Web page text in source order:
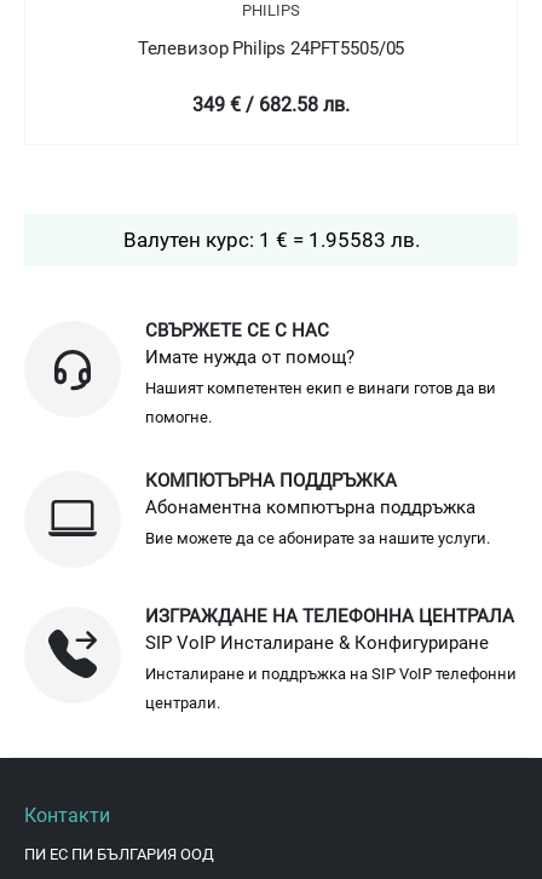
PHILIPS
Телевизор Philips 24PFT5505/05
349 € / 682.58 лв.
Валутен курс: 1 € = 1.95583 лв.
СВЪРЖЕТЕ СЕ С НАС
Имате нужда от помощ?
Нашият компетентен екип е винаги готов да ви
помогне.
КОМПЮТЪРНА ПОДДРЪЖКА
Абонаментна компютърна поддръжка
Вие можете да се абонирате за нашите услуги.
ИЗГРАЖДАНЕ НА ТЕЛЕФОННА ЦЕНТРАЛА
SIP VoIP Инсталиране & Конфигуриране
Инсталиране и поддръжка на SIP VoIP телефонни
централи.
Контакти
ПИ ЕС ПИ БЪЛГАРИЯ ООД